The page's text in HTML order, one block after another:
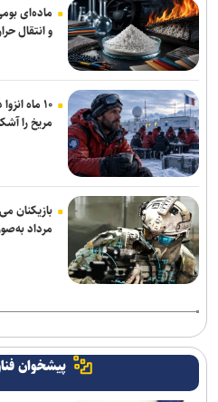
جدایی بازیکن خارجی چادرملو به
روزنامه‌های ورزشی یکشنبه ۱۸ مرداد ۱۴۰۵
ماده‌ای
و انتقال
۱۰ ماه
مریخ را
مرداد
پیشخوان